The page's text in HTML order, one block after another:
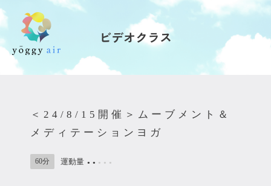
受講の流れ
インストラクター一覧
FAQ / お問い合わせ
ビデオクラス
＜24/8/15開催＞ムーブメント＆
メディテーションヨガ
60分 運動量 ● ● ● ● ●